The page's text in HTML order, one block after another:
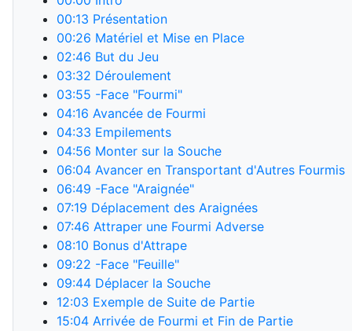
00:13 Présentation
00:26 Matériel et Mise en Place
02:46 But du Jeu
03:32 Déroulement
03:55 -Face "Fourmi"
04:16 Avancée de Fourmi
04:33 Empilements
04:56 Monter sur la Souche
06:04 Avancer en Transportant d'Autres Fourmis
06:49 -Face "Araignée"
07:19 Déplacement des Araignées
07:46 Attraper une Fourmi Adverse
08:10 Bonus d'Attrape
09:22 -Face "Feuille"
09:44 Déplacer la Souche
12:03 Exemple de Suite de Partie
15:04 Arrivée de Fourmi et Fin de Partie